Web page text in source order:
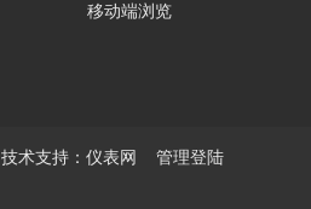
移动端浏览
技术支持： 仪表网
管理登陆